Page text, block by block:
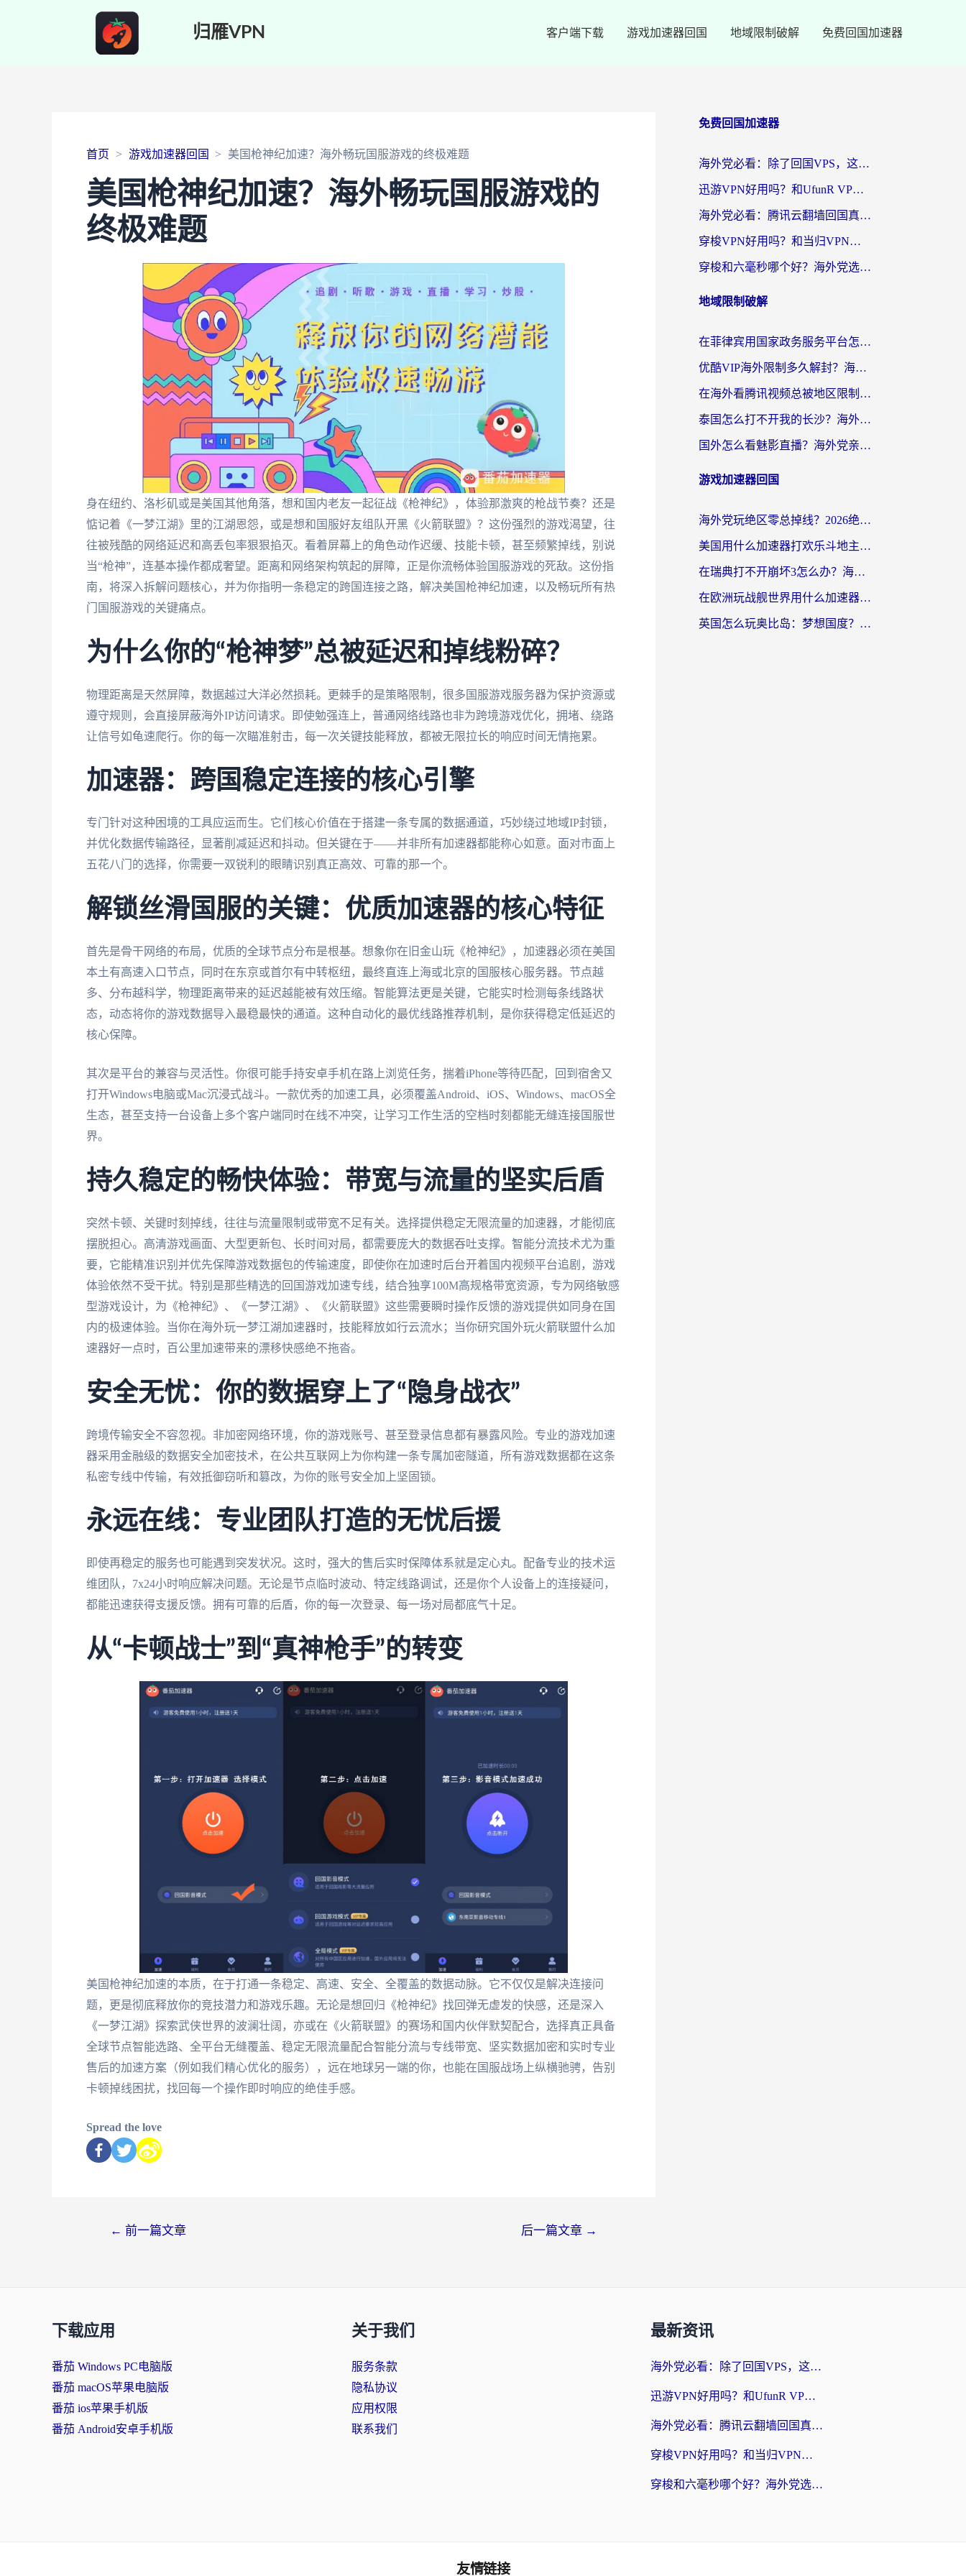
归雁VPN 客户端下载 游戏加速器回国 地域限制破解 免费回国加速器
首页 游戏加速器回国 美国枪神纪加速？海外畅玩国服游戏的终极难题
美国枪神纪加速？海外畅玩国服游戏的
终极难题
身在纽约、洛杉矶或是美国其他角落，想和国内老友一起征战《枪神纪》，体验那激爽的枪战节奏？还是
惦记着《一梦江湖》里的江湖恩怨，或是想和国服好友组队开黑《火箭联盟》？这份强烈的游戏渴望，往
往被残酷的网络延迟和高丢包率狠狠掐灭。看着屏幕上的角色动作迟缓、技能卡顿，甚至频繁掉线，别说
当“枪神”，连基本操作都成奢望。距离和网络架构筑起的屏障，正是你流畅体验国服游戏的死敌。这份指
南，将深入拆解问题核心，并为你指明一条稳定的跨国连接之路，解决美国枪神纪加速，以及畅玩所有热
门国服游戏的关键痛点。
为什么你的“枪神梦”总被延迟和掉线粉碎？
物理距离是天然屏障，数据越过大洋必然损耗。更棘手的是策略限制，很多国服游戏服务器为保护资源或
遵守规则，会直接屏蔽海外IP访问请求。即使勉强连上，普通网络线路也非为跨境游戏优化，拥堵、绕路
让信号如龟速爬行。你的每一次瞄准射击，每一次关键技能释放，都被无限拉长的响应时间无情拖累。
加速器：跨国稳定连接的核心引擎
专门针对这种困境的工具应运而生。它们核心价值在于搭建一条专属的数据通道，巧妙绕过地域IP封锁，
并优化数据传输路径，显著削减延迟和抖动。但关键在于——并非所有加速器都能称心如意。面对市面上
五花八门的选择，你需要一双锐利的眼睛识别真正高效、可靠的那一个。
解锁丝滑国服的关键：优质加速器的核心特征
首先是骨干网络的布局，优质的全球节点分布是根基。想象你在旧金山玩《枪神纪》，加速器必须在美国
本土有高速入口节点，同时在东京或首尔有中转枢纽，最终直连上海或北京的国服核心服务器。节点越
多、分布越科学，物理距离带来的延迟越能被有效压缩。智能算法更是关键，它能实时检测每条线路状
态，动态将你的游戏数据导入最稳最快的通道。这种自动化的最优线路推荐机制，是你获得稳定低延迟的
核心保障。
其次是平台的兼容与灵活性。你很可能手持安卓手机在路上浏览任务，揣着iPhone等待匹配，回到宿舍又
打开Windows电脑或Mac沉浸式战斗。一款优秀的加速工具，必须覆盖Android、iOS、Windows、macOS全
生态，甚至支持一台设备上多个客户端同时在线不冲突，让学习工作生活的空档时刻都能无缝连接国服世
界。
持久稳定的畅快体验：带宽与流量的坚实后盾
突然卡顿、关键时刻掉线，往往与流量限制或带宽不足有关。选择提供稳定无限流量的加速器，才能彻底
摆脱担心。高清游戏画面、大型更新包、长时间对局，都需要庞大的数据吞吐支撑。智能分流技术尤为重
要，它能精准识别并优先保障游戏数据包的传输速度，即使你在加速时后台开着国内视频平台追剧，游戏
体验依然不受干扰。特别是那些精选的回国游戏加速专线，结合独享100M高规格带宽资源，专为网络敏感
型游戏设计，为《枪神纪》、《一梦江湖》、《火箭联盟》这些需要瞬时操作反馈的游戏提供如同身在国
内的极速体验。当你在海外玩一梦江湖加速器时，技能释放如行云流水；当你研究国外玩火箭联盟什么加
速器好一点时，百公里加速带来的漂移快感绝不拖沓。
安全无忧：你的数据穿上了“隐身战衣”
跨境传输安全不容忽视。非加密网络环境，你的游戏账号、甚至登录信息都有暴露风险。专业的游戏加速
器采用金融级的数据安全加密技术，在公共互联网上为你构建一条专属加密隧道，所有游戏数据都在这条
私密专线中传输，有效抵御窃听和篡改，为你的账号安全加上坚固锁。
永远在线：专业团队打造的无忧后援
即使再稳定的服务也可能遇到突发状况。这时，强大的售后实时保障体系就是定心丸。配备专业的技术运
维团队，7x24小时响应解决问题。无论是节点临时波动、特定线路调试，还是你个人设备上的连接疑问，
都能迅速获得支援反馈。拥有可靠的后盾，你的每一次登录、每一场对局都底气十足。
从“卡顿战士”到“真神枪手”的转变
美国枪神纪加速的本质，在于打通一条稳定、高速、安全、全覆盖的数据动脉。它不仅仅是解决连接问
题，更是彻底释放你的竞技潜力和游戏乐趣。无论是想回归《枪神纪》找回弹无虚发的快感，还是深入
《一梦江湖》探索武侠世界的波澜壮阔，亦或在《火箭联盟》的赛场和国内伙伴默契配合，选择真正具备
全球节点智能选路、全平台无缝覆盖、稳定无限流量配合智能分流与专线带宽、坚实数据加密和实时专业
售后的加速方案（例如我们精心优化的服务），远在地球另一端的你，也能在国服战场上纵横驰骋，告别
卡顿掉线困扰，找回每一个操作即时响应的绝佳手感。
Spread the love
← 前一篇文章 后一篇文章 →
免费回国加速器
海外党必看：除了回国VPS，这样选加速器也能无缝刷国内资源？
迅游VPN好用吗？和UfunR VPN对比哪个回国效果更好？海外党亲测避坑指南
海外党必看：腾讯云翻墙回国真的好用吗？+ 3步选对回国加速器指南
穿梭VPN好用吗？和当归VPN对比哪个回国效果更好？海外党亲测实用指南
穿梭和六毫秒哪个好？海外党选回国加速器的避坑指南，附番茄加速器实测
地域限制破解
在菲律宾用国家政务服务平台怎么把定位修改到中国国内？3步解决+海外看剧听歌全攻略
优酷VIP海外限制多久解封？海外党必看的跨区难题一站式解决指南
在海外看腾讯视频总被地区限制？选对回国加速器，还能解决泰国政务网和蜻蜓FM卡顿问题
泰国怎么打不开我的长沙？海外党追剧看片的破局指南
国外怎么看魅影直播？海外党亲测有效的回国加速指南（附听歌、看央视VIP技巧）
游戏加速器回国
海外党玩绝区零总掉线？2026绝区零加速器推荐+跨平台国服游戏加速攻略
美国用什么加速器打欢乐斗地主？海外党亲测有效的国服游戏加速指南
在瑞典打不开崩坏3怎么办？海外玩家亲测有效的国服游戏加速指南
在欧洲玩战舰世界用什么加速器比较好用？老玩家亲测有效的低延迟方案
英国怎么玩奥比岛：梦想国度？海外党不卡攻略+加速器选择秘籍
下载应用
番茄 Windows PC电脑版
番茄 macOS苹果电脑版
番茄 ios苹果手机版
番茄 Android安卓手机版
关于我们
服务条款
隐私协议
应用权限
联系我们
最新资讯
海外党必看：除了回国VPS，这样选加速器也能无缝刷国内资源？
迅游VPN好用吗？和UfunR VPN对比哪个回国效果更好？海外党亲测避坑指南
海外党必看：腾讯云翻墙回国真的好用吗？+ 3步选对回国加速器指南
穿梭VPN好用吗？和当归VPN对比哪个回国效果更好？海外党亲测实用指南
穿梭和六毫秒哪个好？海外党选回国加速器的避坑指南，附番茄加速器实测
友情链接